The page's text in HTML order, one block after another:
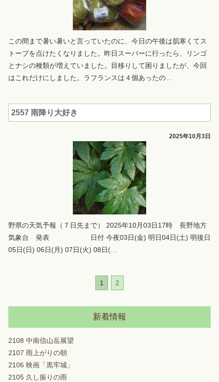
この間まで暑い暑いと言っていたのに、今日の午後は肌寒くてス
トーブを点けたくなりました。昨日スーパーに行ったら、リンゴ
とナシの種類が増えていました。目移りして困りましたが、今回
はこれだけにしました。ラフランスは４個あったの…
2557 雨降り大好き
2025年10月3日
野県の天気予報（７日先まで） 2025年10月03日17時 長野地方
気象台 発表 日付 今夜03日(金) 明日04日(土) 明後日
05日(日) 06日(月) 07日(火) 08日(…
1 2
新着情報
2108 中南信山岳展望
2107 雨上がりの朝
2106 映画「黒牢城」
2105 久し振りの雨